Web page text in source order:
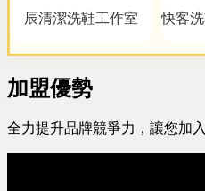
辰清潔洗鞋工作室
快客
式
加盟優勢
全力提升品牌競爭力，讓您加